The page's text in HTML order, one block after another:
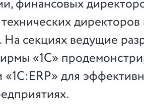
финансовых
технических
На секциях ведущие
«1С»
для